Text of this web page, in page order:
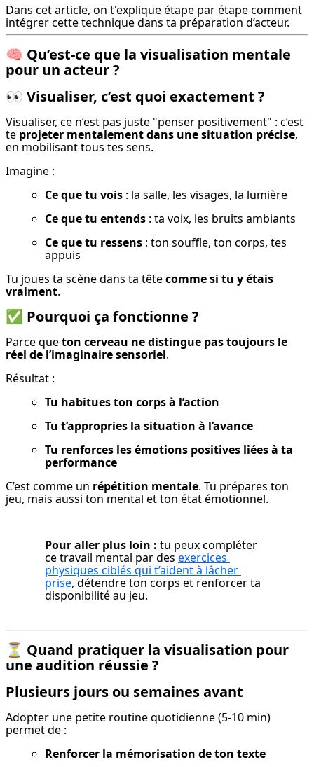
Dans cet article, on t'explique étape par étape comment
intégrer cette technique dans ta préparation d’acteur.
🧠 Qu’est-ce que la visualisation mentale
pour un acteur ?
👀 Visualiser, c’est quoi exactement ?
Visualiser, ce n’est pas juste "penser positivement" : c’est
te projeter mentalement dans une situation précise,
en mobilisant tous tes sens.
Imagine :
Ce que tu vois : la salle, les visages, la lumière
Ce que tu entends : ta voix, les bruits ambiants
Ce que tu ressens : ton souffle, ton corps, tes
appuis
Tu joues ta scène dans ta tête comme si tu y étais
vraiment.
✅ Pourquoi ça fonctionne ?
Parce que ton cerveau ne distingue pas toujours le
réel de l’imaginaire sensoriel.
Résultat :
Tu habitues ton corps à l’action
Tu t’appropries la situation à l’avance
Tu renforces les émotions positives liées à ta
performance
C’est comme un répétition mentale. Tu prépares ton
jeu, mais aussi ton mental et ton état émotionnel.
Pour aller plus loin : tu peux compléter
ce travail mental par des exercices
physiques ciblés qui t’aident à lâcher
prise, détendre ton corps et renforcer ta
disponibilité au jeu.
⏳ Quand pratiquer la visualisation pour
une audition réussie ?
Plusieurs jours ou semaines avant
Adopter une petite routine quotidienne (5-10 min)
permet de :
Renforcer la mémorisation de ton texte